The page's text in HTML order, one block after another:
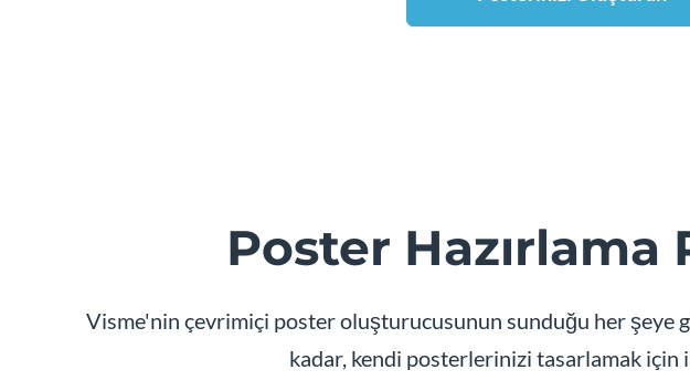
Poster Hazırlama
Visme'nin çevrimiçi poster oluşturucusunun sunduğu her şeye
kadar, kendi posterlerinizi tasarlamak için